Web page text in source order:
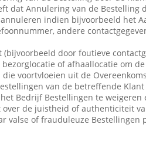
dat Annulering van de Bestelling
indien bijvoorbeeld het
andere
door foutieve
of afhaallocatie om
voortvloeien uit de
van de betreffende
Bedrijf Bestellingen te weigeren
de juistheid of authenticiteit
valse of frauduleuze Bestellingen